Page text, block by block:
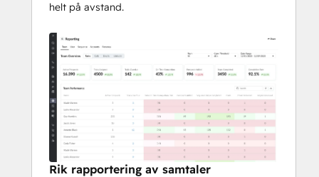
helt på avstand.
Rik rapportering av samtaler